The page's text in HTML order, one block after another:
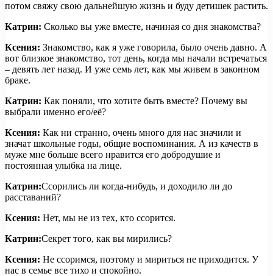
потом свяжу свою дальнейшую жизнь и буду детишек растить.
Катрин: Сколько вы уже вместе, начиная со дня знакомства?
Ксения: Знакомство, как я уже говорила, было очень давно. А
вот близкое знакомство, тот день, когда мы начали встречаться
– девять лет назад. И уже семь лет, как мы живем в законном
браке.
Катрин: Как поняли, что хотите быть вместе? Почему вы
выбрали именно его/её?
Ксения: Как ни странно, очень много для нас значили и
значат школьные годы, общие воспоминания. А из качеств в
муже мне больше всего нравится его добродушие и
постоянная улыбка на лице.
Катрин:Ссорились ли когда-нибудь, и доходило ли до
расставаний?
Ксения: Нет, мы не из тех, кто ссорится.
Катрин:Секрет того, как вы мирились?
Ксения: Не ссоримся, поэтому и мириться не приходится. У
нас в семье все тихо и спокойно.